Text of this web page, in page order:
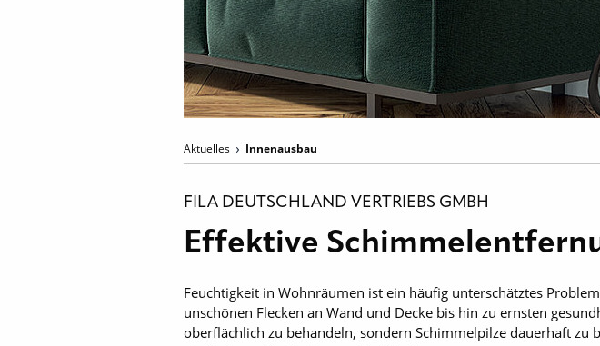
Aktuelles Innenausbau
FILA DEUTSCHLAND VERTRIEBS GMBH
Effektive
Feuchtigkeit in Wohnräumen ist ein häufig unterschätztes
unschönen Flecken an Wand und Decke bis hin zu ernsten
oberflächlich zu behandeln, sondern Schimmelpilze dauerhaft